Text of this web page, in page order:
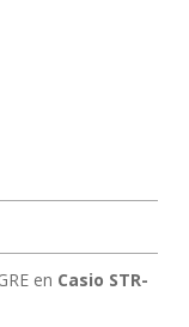
en Casio STR-